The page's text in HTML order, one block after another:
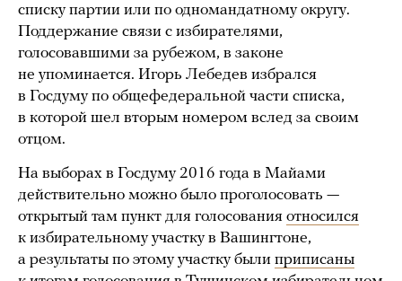
списку партии или по одномандатному округу.
Поддержание связи с избирателями,
голосовавшими за рубежом, в законе
не упоминается. Игорь Лебедев избрался
в Госдуму по общефедеральной части списка,
в которой шел вторым номером вслед за своим
отцом.
На выборах в Госдуму 2016 года в Майами
действительно можно было проголосовать —
открытый там пункт для голосования относился
к избирательному участку в Вашингтоне,
а результаты по этому участку были приписаны